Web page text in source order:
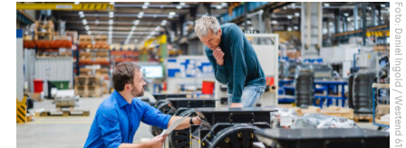
Foto: Daniel Ingold / Westend 61